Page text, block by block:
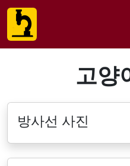
고양
방사선 사진